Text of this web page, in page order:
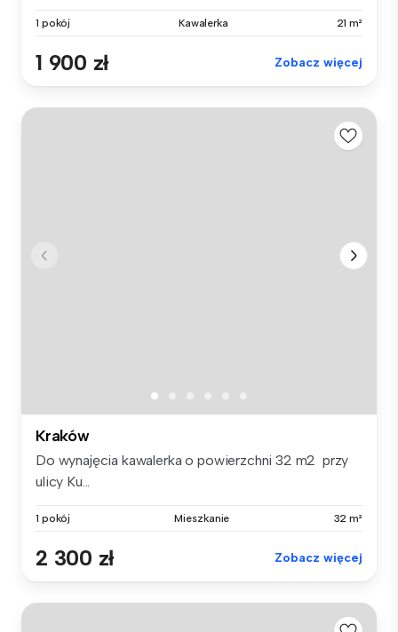
1 pokój Kawalerka 21 m²
1 900 zł Zobacz więcej
Kraków
Do wynajęcia kawalerka o powierzchni 32 m2 przy
ulicy Ku...
1 pokój Mieszkanie 32 m²
2 300 zł Zobacz więcej